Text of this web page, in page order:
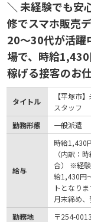
＼ 未経験でも安
修でスマホ販売
20〜30代が活躍
場で、時給
稼げる接客のお仕
タイトル
【平塚市
スタッフ
勤務形態
一般派遣
給与
時給1,430
（内訳：
合） ※経
給1,430円
トとなり
月末締め
勤務地
〒254-